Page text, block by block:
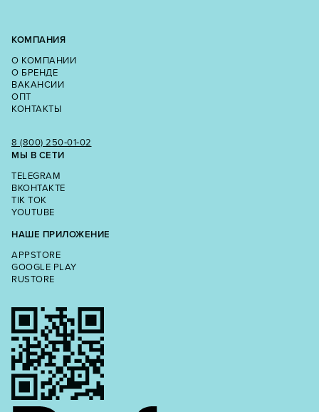
КОМПАНИЯ
О КОМПАНИИ
О БРЕНДЕ
ВАКАНСИИ
ОПТ
КОНТАКТЫ
8 (800) 250‑01‑02
МЫ В СЕТИ
TELEGRAM
ВКОНТАКТЕ
TIK TOK
YOUTUBE
НАШЕ ПРИЛОЖЕНИЕ
APPSTORE
GOOGLE PLAY
RUSTORE